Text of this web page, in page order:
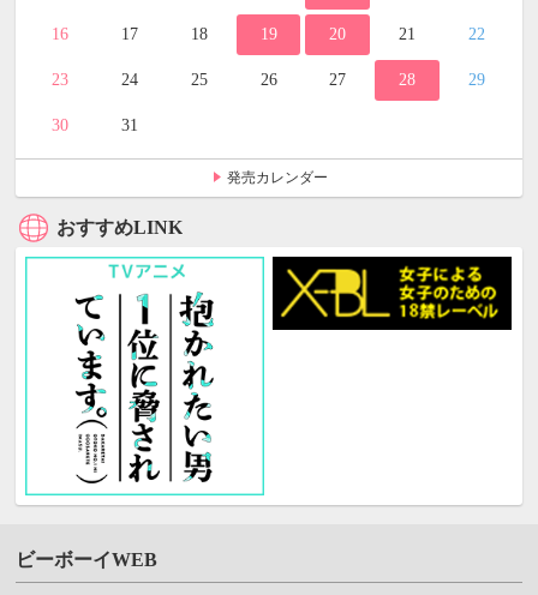
16 17 18 19 20 21 22
23 24 25 26 27 28 29
30 31
発売カレンダー
おすすめLINK
ビーボーイWEB